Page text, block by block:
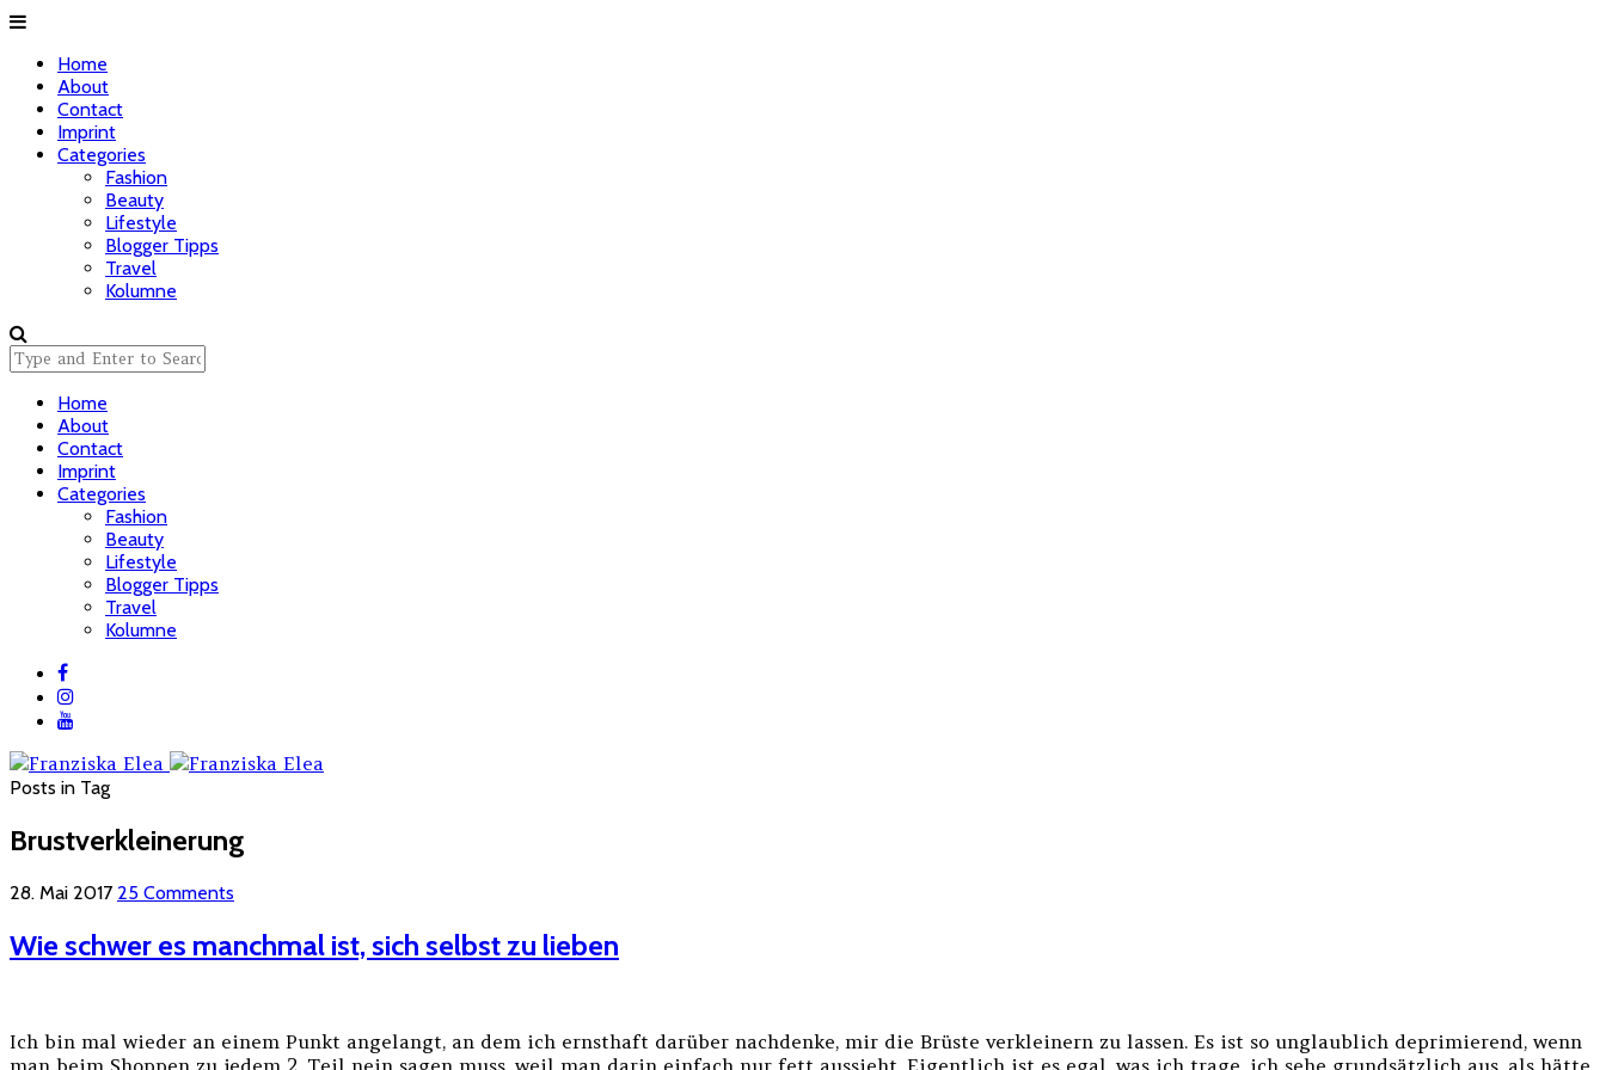
Home
About
Contact
Imprint
Categories
Fashion
Beauty
Lifestyle
Blogger Tipps
Travel
Kolumne
Home
About
Contact
Imprint
Categories
Fashion
Beauty
Lifestyle
Blogger Tipps
Travel
Kolumne
Posts in Tag
Brustverkleinerung
28. Mai 2017 25 Comments
Wie schwer es manchmal ist, sich selbst zu lieben
Ich bin mal wieder an einem Punkt angelangt, an dem ich ernsthaft darüber nachdenke, mir die Brüste verkleinern zu lassen. Es ist so unglaublich deprimierend, wenn
man beim Shoppen zu jedem 2. Teil nein sagen muss, weil man darin einfach nur fett aussieht. Eigentlich ist es egal, was ich trage, ich sehe grundsätzlich aus, als hätte